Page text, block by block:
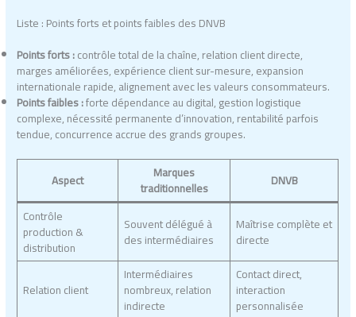
Liste : Points forts et points faibles des DNVB
Points forts :contrôle total de la chaîne, relation client directe,
marges améliorées, expérience client sur-mesure, expansion
internationale rapide, alignement avec les valeurs consommateurs.
Points faibles :forte dépendance au digital, gestion logistique
complexe, nécessité permanente d’innovation, rentabilité parfois
tendue, concurrence accrue des grands groupes.
Aspect Marques
traditionnelles
DNVB
Contrôle
production &
distribution
Souvent délégué à
des intermédiaires
Maîtrise complète et
directe
Relation client
Intermédiaires
nombreux, relation
indirecte
Contact direct,
interaction
personnalisée